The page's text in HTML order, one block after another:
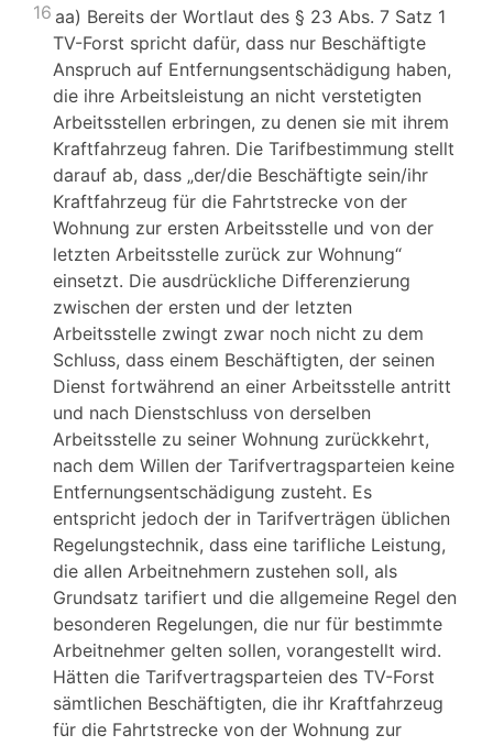
16 aa) Bereits der Wortlaut des § 23 Abs. 7 Satz 1
TV-Forst spricht dafür, dass nur Beschäftigte
Anspruch auf Entfernungsentschädigung haben,
die ihre Arbeitsleistung an nicht verstetigten
Arbeitsstellen erbringen, zu denen sie mit ihrem
Kraftfahrzeug fahren. Die Tarifbestimmung stellt
darauf ab, dass „der/die Beschäftigte sein/ihr
Kraftfahrzeug für die Fahrtstrecke von der
Wohnung zur ersten Arbeitsstelle und von der
letzten Arbeitsstelle zurück zur Wohnung“
einsetzt. Die ausdrückliche Differenzierung
zwischen der ersten und der letzten
Arbeitsstelle zwingt zwar noch nicht zu dem
Schluss, dass einem Beschäftigten, der seinen
Dienst fortwährend an einer Arbeitsstelle antritt
und nach Dienstschluss von derselben
Arbeitsstelle zu seiner Wohnung zurückkehrt,
nach dem Willen der Tarifvertragsparteien keine
Entfernungsentschädigung zusteht. Es
entspricht jedoch der in Tarifverträgen üblichen
Regelungstechnik, dass eine tarifliche Leistung,
die allen Arbeitnehmern zustehen soll, als
Grundsatz tarifiert und die allgemeine Regel den
besonderen Regelungen, die nur für bestimmte
Arbeitnehmer gelten sollen, vorangestellt wird.
Hätten die Tarifvertragsparteien des TV-Forst
sämtlichen Beschäftigten, die ihr Kraftfahrzeug
für die Fahrtstrecke von der Wohnung zur